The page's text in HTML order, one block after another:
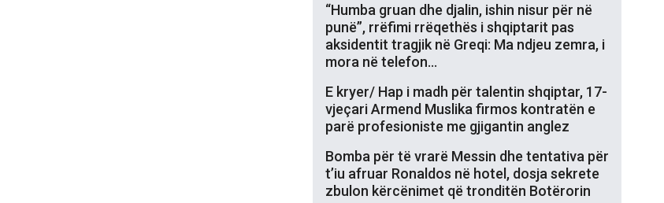
“Humba gruan dhe djalin, ishin nisur për në
punë”, rrëfimi rrëqethës i shqiptarit pas
aksidentit tragjik në Greqi: Ma ndjeu zemra, i
mora në telefon…
E kryer/ Hap i madh për talentin shqiptar, 17-
vjeçari Armend Muslika firmos kontratën e
parë profesioniste me gjigantin anglez
Bomba për të vrarë Messin dhe tentativa për
t’iu afruar Ronaldos në hotel, dosja sekrete
zbulon kërcënimet që tronditën Botërorin